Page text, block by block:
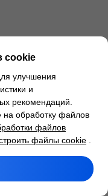
cookie
улучшения
и
рекомендаций.
на обработку файлов
файлов
файлы cookie